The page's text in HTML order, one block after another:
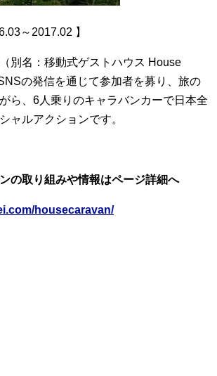
～2017.02 】
別名：移動式ゲストハウス House
の発信を通じて参加者を募り、旅の
ら、6人乗りのキャラバンカーで日本全
ャルアクションです。
の取り組みや情報はページ詳細へ
housecaravan/